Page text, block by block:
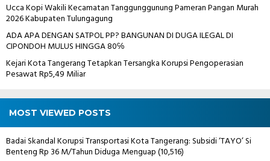
Ucca Kopi Wakili Kecamatan Tanggunggunung Pameran Pangan Murah
2026 Kabupaten Tulungagung
ADA APA DENGAN SATPOL PP? BANGUNAN DI DUGA ILEGAL DI
CIPONDOH MULUS HINGGA 80℅
Kejari Kota Tangerang Tetapkan Tersangka Korupsi Pengoperasian
Pesawat Rp5,49 Miliar
MOST VIEWED POSTS
Badai Skandal Korupsi Transportasi Kota Tangerang: Subsidi ‘TAYO’ Si
Benteng Rp 36 M/Tahun Diduga Menguap(10,516)